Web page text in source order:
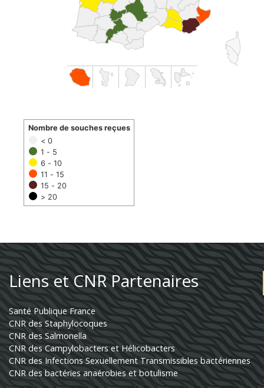
< 0
1 - 5
6 - 10
11 - 15
15 - 20
> 20
Nombre de souches reçues
Liens et CNR Partenaires
Santé Publique France
CNR des Staphylocoques
CNR des Salmonella
CNR des Campylobacters et Hélicobacters
CNR des Infections Sexuellement Transmissibles bactériennes
CNR des bactéries anaérobies et botulisme